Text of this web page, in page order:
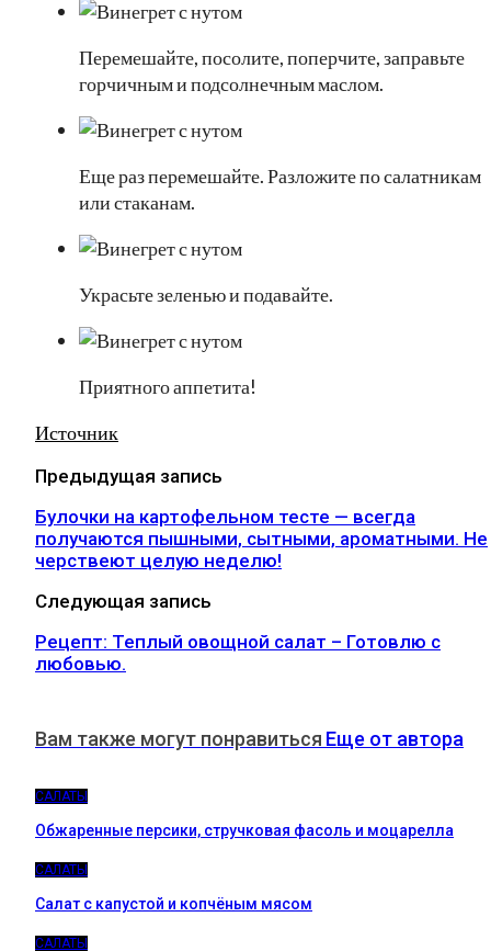
Перемешайте, посолите, поперчите, заправьте
горчичным и подсолнечным маслом.
Еще раз перемешайте. Разложите по салатникам
или стаканам.
Украсьте зеленью и подавайте.
Приятного аппетита!
Источник
Предыдущая запись
Булочки на картофельном тесте — всегда
получаются пышными, сытными, ароматными. Не
черствеют целую неделю!
Следующая запись
Рецепт: Теплый овощной салат – Готовлю с
любовью.
Вам также могут понравиться Еще от автора
САЛАТЫ
Обжаренные персики, стручковая фасоль и моцарелла
САЛАТЫ
Салат с капустой и копчёным мясом
САЛАТЫ